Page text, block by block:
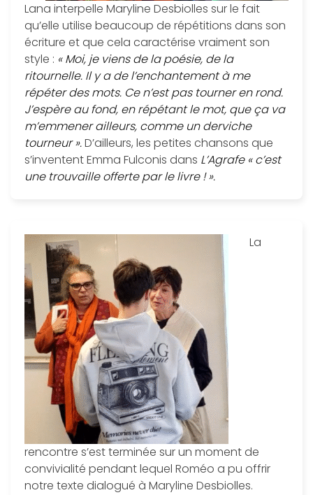
Lana interpelle Maryline Desbiolles sur le fait
qu’elle utilise beaucoup de répétitions dans son
écriture et que cela caractérise vraiment son
style : « Moi, je viens de la poésie, de la
ritournelle. Il y a de l’enchantement à me
répéter des mots. Ce n’est pas tourner en rond.
J’espère au fond, en répétant le mot, que ça va
m’emmener ailleurs, comme un derviche
tourneur ».D’ailleurs, les petites chansons que
s’inventent Emma Fulconis dans L’Agrafe « c’est
une trouvaille offerte par le livre ! ».
La
rencontre s’est terminée sur un moment de
convivialité pendant lequel Roméo a pu offrir
notre texte dialogué à Maryline Desbiolles.